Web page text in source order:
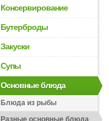
Консервирование
Бутерброды
Закуски
Супы
Основные блюда
Блюда из рыбы
Разные основные блюда